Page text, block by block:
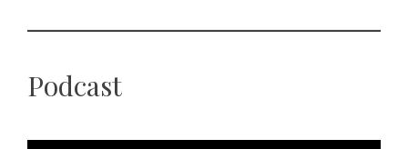
Podcast